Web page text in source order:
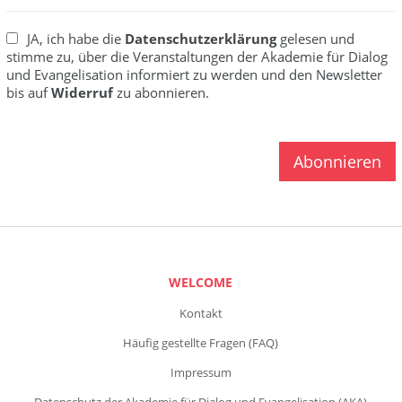
JA, ich habe die Datenschutzerklärunggelesen und
stimme zu, über die Veranstaltungen der Akademie für Dialog
und Evangelisation informiert zu werden und den Newsletter
bis aufWiderrufzu abonnieren.
WELCOME
Kontakt
Häufig gestellte Fragen (FAQ)
Impressum